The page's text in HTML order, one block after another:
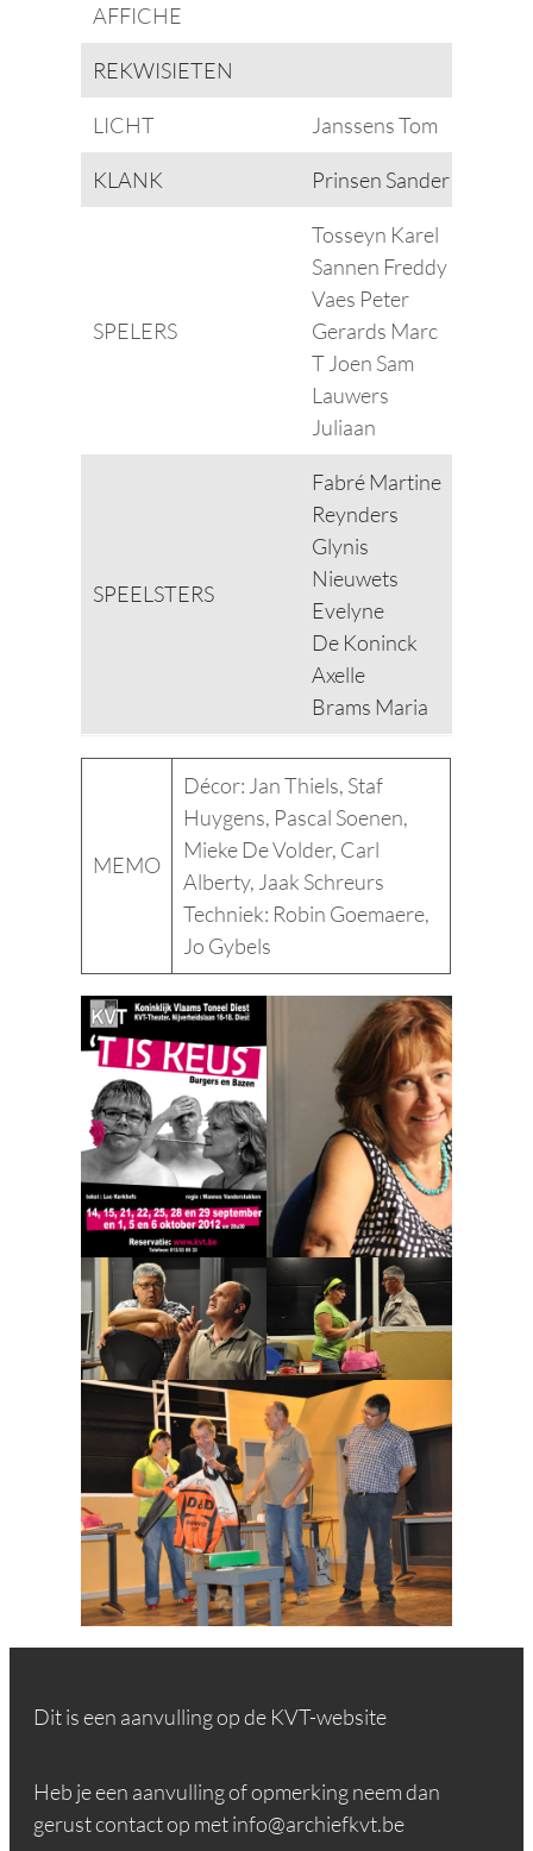
AFFICHE
REKWISIETEN
LICHT Janssens Tom
KLANK Prinsen Sander
SPELERS
Tosseyn Karel
Sannen Freddy
Vaes Peter
Gerards Marc
T Joen Sam
Lauwers
Juliaan
SPEELSTERS
Fabré Martine
Reynders
Glynis
Nieuwets
Evelyne
De Koninck
Axelle
Brams Maria
MEMO
Décor: Jan Thiels, Staf
Huygens, Pascal Soenen,
Mieke De Volder, Carl
Alberty, Jaak Schreurs
Techniek: Robin Goemaere,
Jo Gybels
Dit is een aanvulling op de KVT-website
Heb je een aanvulling of opmerking neem dan
gerust contact op met info@archiefkvt.be